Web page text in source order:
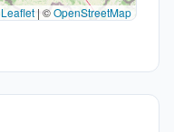
Leaflet | ©OpenStreetMap